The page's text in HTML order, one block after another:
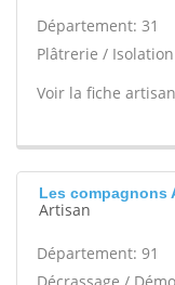
Département: 31
Plâtrerie /
Voir la fiche
Les compagnons
Artisan
Département: 91